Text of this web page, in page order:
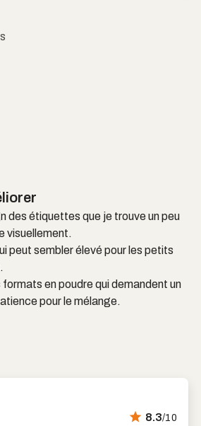
des étiquettes que je trouve un peu
visuellement.
peut sembler élevé pour les petits
en poudre qui demandent un
pour le mélange.
8.3/10